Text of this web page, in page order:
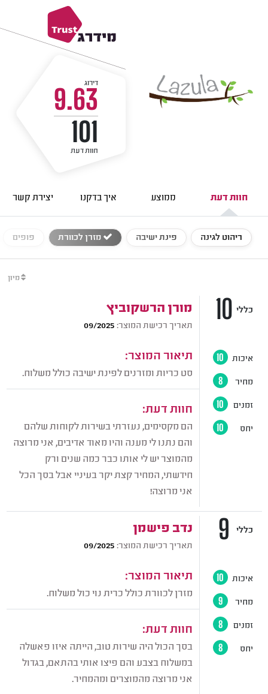
דירוג
9.63
101
חוות דעת
חוות דעת ממוצע איך בדקנו יצירת קשר
ריהוט לגינה פינת ישיבה מזרן לכוורת פופים
מיון
מורן הרשקוביץ
תאריך רכישת המוצר: 09/2025
תיאור המוצר:
סט כריות ומזרנים לפינת ישיבה כולל משלוח.
חוות דעת:
הם מקסימים, נעזרתי בשירות לקוחות שלהם
והם נתנו לי מענה והיו מאוד אדיבים, אני מרוצה
מהמוצר יש לי אותו כבר כמה שנים ורק
חידשתי, המחיר קצת יקר בעיניי אבל בסך הכל
אני מרוצה!
10 כללי
איכות 10
מחיר 8
זמנים 10
יחס 10
תאריך רכישת המוצר: 09/2025
תיאור המוצר:
מזרן לכוורת כולל כרית נוי כול משלוח.
חוות דעת:
בסך הכול היה שירות טוב, הייתה איזו פאשלה
במשלוח בצבע והם פיצו אותי בהתאם, בגדול
אני מרוצה מהמוצרים ומהמחיר.
9 כללי
איכות 10
מחיר 9
זמנים 8
יחס 8